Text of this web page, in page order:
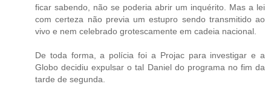
ficar sabendo, não se poderia abrir um inquérito. Mas a lei
com certeza não previa um estupro sendo transmitido ao
vivo e nem celebrado grotescamente em cadeia nacional.
De toda forma, a polícia foi a Projac para investigar e a
Globo decidiu expulsar o tal Daniel do programa no fim da
tarde de segunda.